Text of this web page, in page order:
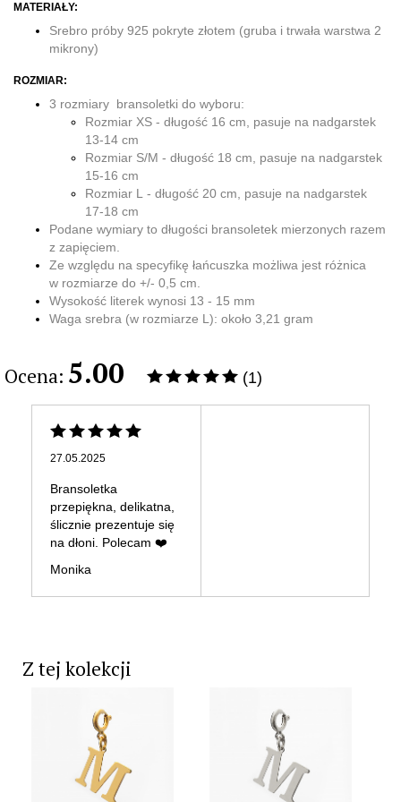
MATERIAŁY:
Srebro próby 925 pokryte złotem (gruba i trwała warstwa 2
mikrony)
ROZMIAR:
3 rozmiary bransoletki do wyboru:
Rozmiar XS - długość 16 cm, pasuje na nadgarstek
13-14 cm
Rozmiar S/M - długość 18 cm, pasuje na nadgarstek
15-16 cm
Rozmiar L - długość 20 cm, pasuje na nadgarstek
17-18 cm
Podane wymiary to długości bransoletek mierzonych razem
z zapięciem.
Ze względu na specyfikę łańcuszka możliwa jest różnica
w rozmiarze do +/- 0,5 cm.
Wysokość literek wynosi 13 - 15 mm
Waga srebra (w rozmiarze L): około 3,21 gram
Ocena: 5.00 (1)
27.05.2025
Bransoletka
przepiękna, delikatna,
ślicznie prezentuje się
na dłoni. Polecam ❤️
Monika
Z tej kolekcji